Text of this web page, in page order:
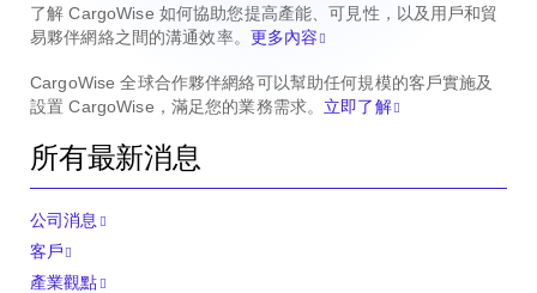
了解 CargoWise 如何協助您提高產能、可見性，以及用戶和貿
易夥伴網絡之間的溝通效率。 更多內容
CargoWise 全球合作夥伴網絡可以幫助任何規模的客戶實施及
設置 CargoWise，滿足您的業務需求。 立即了解
所有最新消息
公司消息
客戶
產業觀點